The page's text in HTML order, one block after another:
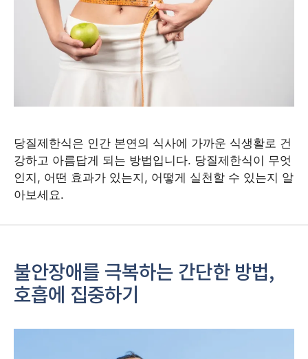
당질제한식은 인간 본연의 식사에 가까운 식생활로 건
강하고 아름답게 되는 방법입니다. 당질제한식이 무엇
인지, 어떤 효과가 있는지, 어떻게 실천할 수 있는지 알
아보세요.
불안장애를 극복하는 간단한 방법,
호흡에 집중하기